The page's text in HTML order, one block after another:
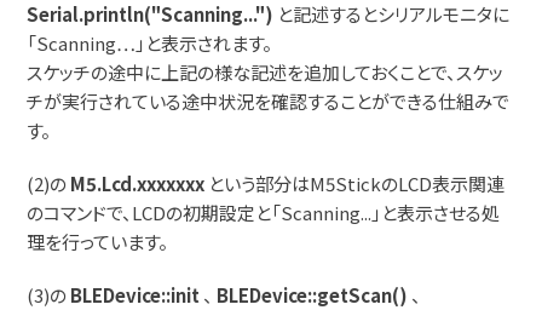
Serial.println("Scanning...") と記述するとシリアルモニタに
「Scanning…」と表示されます。
スケッチの途中に上記の様な記述を追加しておくことで、スケッ
チが実行されている途中状況を確認することができる仕組みで
す。
(2)の M5.Lcd.xxxxxxx という部分はM5StickのLCD表示関連
のコマンドで、LCDの初期設定と「Scanning...」と表示させる処
理を行っています。
(3)の BLEDevice::init 、 BLEDevice::getScan() 、